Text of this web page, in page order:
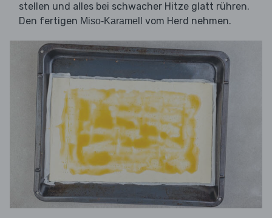
stellen und alles bei schwacher Hitze glatt rühren.
Den fertigen Miso-Karamell vom Herd nehmen.